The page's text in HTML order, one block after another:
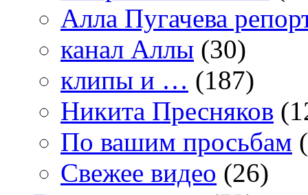
Алла Пугачева
канал Аллы (30)
клипы и … (187)
Никита Пресняков
По вашим просьбам
Свежее видео (26)